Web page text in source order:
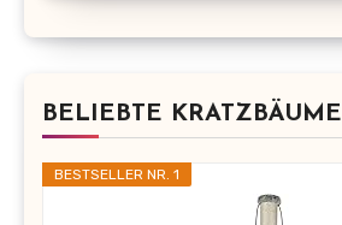
BELIEBTE KRATZBÄUME
BESTSELLER NR. 1